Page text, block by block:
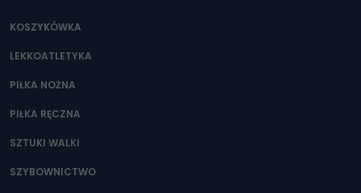
KOSZYKÓWKA
LEKKOATLETYKA
PIŁKA NOŻNA
PIŁKA RĘCZNA
SZTUKI WALKI
SZYBOWNICTWO